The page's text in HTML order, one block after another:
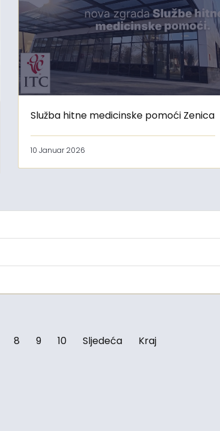
Služba hitne medicinske pomoći Zenica
10 Januar 2026
8 9 10 Sljedeća Kraj